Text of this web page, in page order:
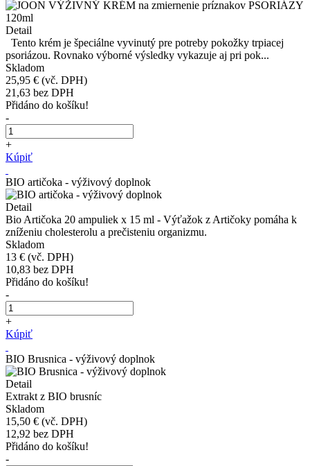
Detail
Tento krém je špeciálne vyvinutý pre potreby pokožky trpiacej
psoriázou. Rovnako výborné výsledky vykazuje aj pri pok...
Skladom
25,95 € (vč. DPH)
21,63 bez DPH
Přidáno do košíku!
-
+
Kúpiť
BIO artičoka - výživový doplnok
Detail
Bio Artičoka 20 ampuliek x 15 ml - Výťažok z Artičoky pomáha k
zníženiu cholesterolu a prečisteniu organizmu.
Skladom
13 € (vč. DPH)
10,83 bez DPH
Přidáno do košíku!
-
+
Kúpiť
BIO Brusnica - výživový doplnok
Detail
Extrakt z BIO brusníc
Skladom
15,50 € (vč. DPH)
12,92 bez DPH
Přidáno do košíku!
-